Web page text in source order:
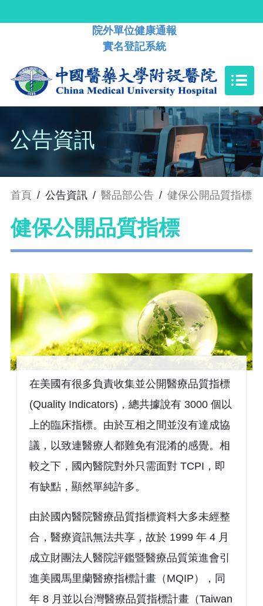
院外單位健康通報
實名登記系統
公告資訊
首頁 / 公告資訊 / 醫品部公告 / 健保公開品質指標
健保公開品質指標
在美國有很多負責收集並公開醫療品質指標
(Quality Indicators)，總共據說有 3000 個以
上的臨床指標。由於互相之間並沒有達成協
議，以致連醫療人都難免有混淆的感覺。相
較之下，國內醫院對外只需面對 TCPI，即
有缺點，顯然單純許多。
由於國內醫院醫療品質指標資料大多未經整
合，醫療資訊無法共享，故於 1999 年 4 月
成立財團法人醫院評鑑暨醫療品質策進會引
進美國馬里蘭醫療指標計畫（MQIP），同
年 8 月並以台灣醫療品質指標計畫（Taiwan